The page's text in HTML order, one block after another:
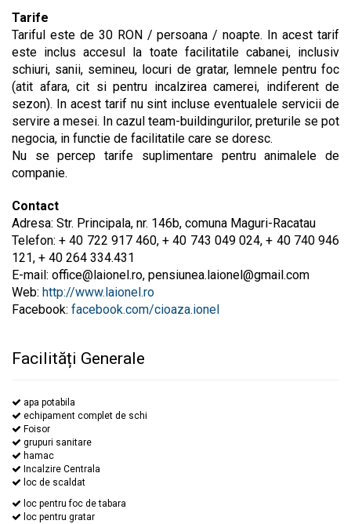
Tarife
Tariful este de 30 RON / persoana / noapte. In acest tarif
este inclus accesul la toate facilitatile cabanei, inclusiv
schiuri, sanii, semineu, locuri de gratar, lemnele pentru foc
(atit afara, cit si pentru incalzirea camerei, indiferent de
sezon). In acest tarif nu sint incluse eventualele servicii de
servire a mesei. In cazul team-buildingurilor, preturile se pot
negocia, in functie de facilitatile care se doresc.
Nu se percep tarife suplimentare pentru animalele de
companie.
Contact
Adresa: Str. Principala, nr. 146b, comuna Maguri-Racatau
Telefon: + 40 722 917 460, + 40 743 049 024, + 40 740 946
121, + 40 264 334.431
E-mail: office@laionel.ro, pensiunea.laionel@gmail.com
Web: http://www.laionel.ro
Facebook: facebook.com/cioaza.ionel
Facilități Generale
apa potabila
echipament complet de schi
Foisor
grupuri sanitare
hamac
Incalzire Centrala
loc de scaldat
loc pentru foc de tabara
loc pentru gratar